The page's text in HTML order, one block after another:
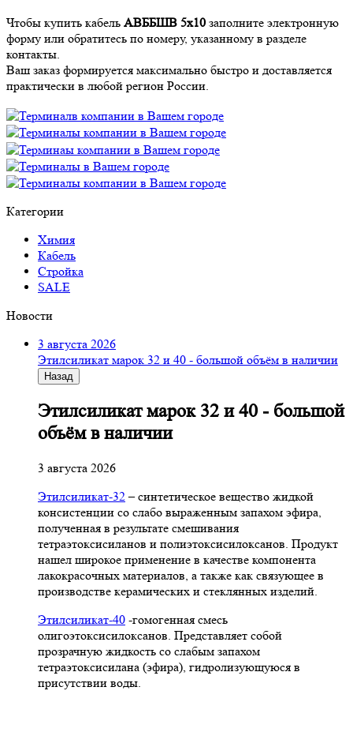
Чтобы купить кабель АВББШВ 5х10 заполните электронную
форму или обратитесь по номеру, указанному в разделе
контакты.
Ваш заказ формируется максимально быстро и доставляется
практически в любой регион России.
Категории
Химия
Кабель
Стройка
SALE
Новости
3 августа 2026
Этилсиликат марок 32 и 40 - большой объём в наличии
Назад
Этилсиликат марок 32 и 40 - большой
объём в наличии
3 августа 2026
Этилсиликат-32– синтетическое вещество жидкой
консистенции со слабо выраженным запахом эфира,
полученная в результате смешивания
тетpаэтоксисиланов и полиэтоксисилоксанов. Продукт
нашел широкое применение в качестве компонента
лакокрасочных материалов, а также как связующее в
производстве керамических и стеклянных изделий.
Этилсиликат-40 -гомогенная смесь
олигоэтоксисилоксанов. Представляет собой
прозрачную жидкость со слабым запахом
тетраэтоксисилана (эфира), гидролизующуюся в
присутствии воды.